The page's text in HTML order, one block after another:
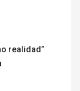
realidad”